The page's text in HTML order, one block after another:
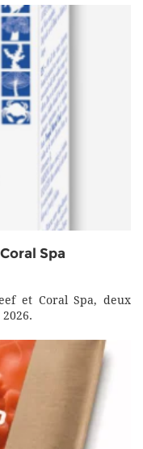
Spa
et Coral Spa, deux